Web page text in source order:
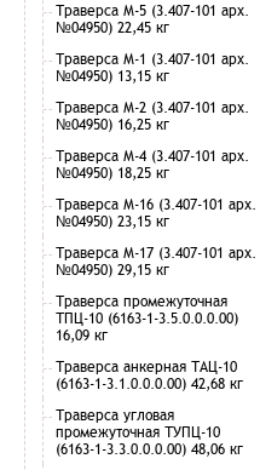
Траверса М-5 (3.407-101 арх.
№04950) 22,45 кг
Траверса М-1 (3.407-101 арх.
№04950) 13,15 кг
Траверса М-2 (3.407-101 арх.
№04950) 16,25 кг
Траверса М-4 (3.407-101 арх.
№04950) 18,25 кг
Траверса М-16 (3.407-101 арх.
№04950) 23,15 кг
Траверса М-17 (3.407-101 арх.
№04950) 29,15 кг
Траверса промежуточная
ТПЦ-10 (6163-1-3.5.0.0.0.00)
16,09 кг
Траверса анкерная ТАЦ-10
(6163-1-3.1.0.0.0.00) 42,68 кг
Траверса угловая
промежуточная ТУПЦ-10
(6163-1-3.3.0.0.0.00) 48,06 кг